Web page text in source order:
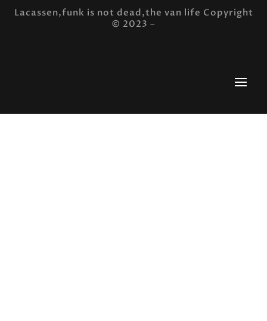
Lacassen,funk is not dead,the van life Copyright
© 2023 –